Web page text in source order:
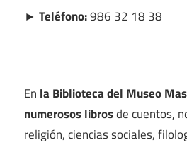
► Teléfono:986 32 18 38
En la Biblioteca del Museo
numerosos librosde cuentos,
religión, ciencias sociales,